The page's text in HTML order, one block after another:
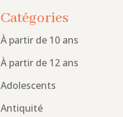
Catégories
À partir de 10 ans
À partir de 12 ans
Adolescents
Antiquité